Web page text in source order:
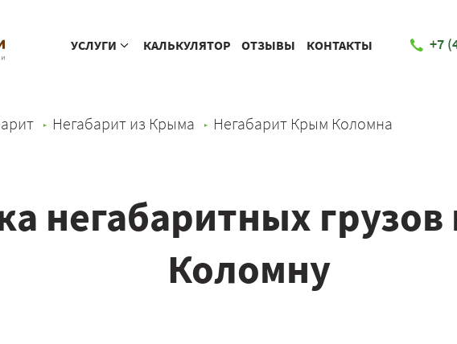
УСЛУГИ КАЛЬКУЛЯТОР ОТЗЫВЫ КОНТАКТЫ +7
Негабарит из Крыма Негабарит Крым Коломна
негабаритных
Коломну